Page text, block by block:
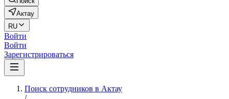
Актау
RU
Войти
Войти
Зарегистрироваться
Поиск сотрудников в Актау